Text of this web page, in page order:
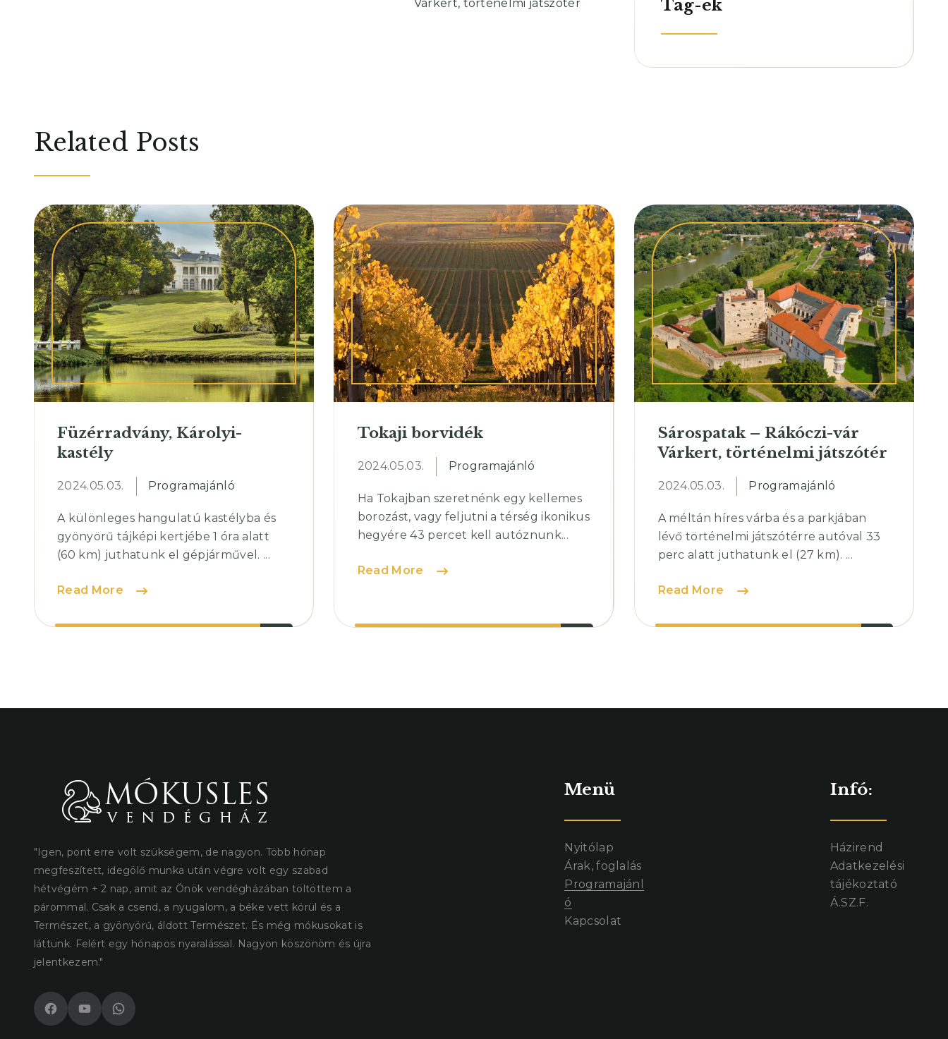
Várkert, történelmi játszótér
Tag-ek
Related Posts
Füzérradvány, Károlyi-
kastély
2024.05.03. Programajánló
A különleges hangulatú kastélyba és
gyönyörű tájképi kertjébe 1 óra alatt
(60 km) juthatunk el gépjárművel. ...
Read More
Füzérradvány,
kastély
Tokaji borvidék
2024.05.03. Programajánló
Ha Tokajban szeretnénk egy kellemes
borozást, vagy feljutni a térség ikonikus
hegyére 43 percet kell autóznunk...
Read More
Tokaji
Sárospatak – Rákóczi-vár
Várkert, történelmi játszótér
2024.05.03. Programajánló
A méltán híres várba és a parkjában
lévő történelmi játszótérre autóval 33
perc alatt juthatunk el (27 km). ...
Read More
Sárospatak
Rákóczi-
"Igen, pont erre volt szükségem, de nagyon. Több hónap
megfeszített, idegölő munka után végre volt egy szabad
hétvégém + 2 nap, amit az Önök vendégházában töltöttem a
párommal. Csak a csend, a nyugalom, a béke vett körül és a
Természet, a gyönyörű, áldott Természet. És még mókusokat is
láttunk. Felért egy hónapos nyaralással. Nagyon köszönöm és újra
jelentkezem."
FacebookYouTubeWhatsApp
Menü
Nyitólap
Árak, foglalás
Programajánl
ó
Kapcsolat
Infó:
Házirend
Adatkezelési
tájékoztató
Á.SZ.F.